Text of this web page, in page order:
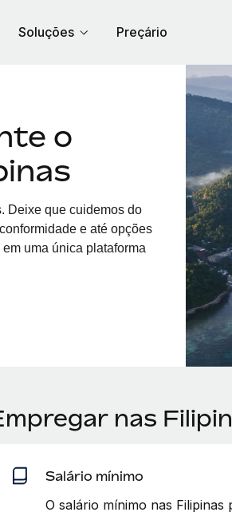
Soluções Preçário
o
Deixe que cuidemos do
e até opções
uma única plataforma
nas
Salário mínimo
O salário mínimo nas